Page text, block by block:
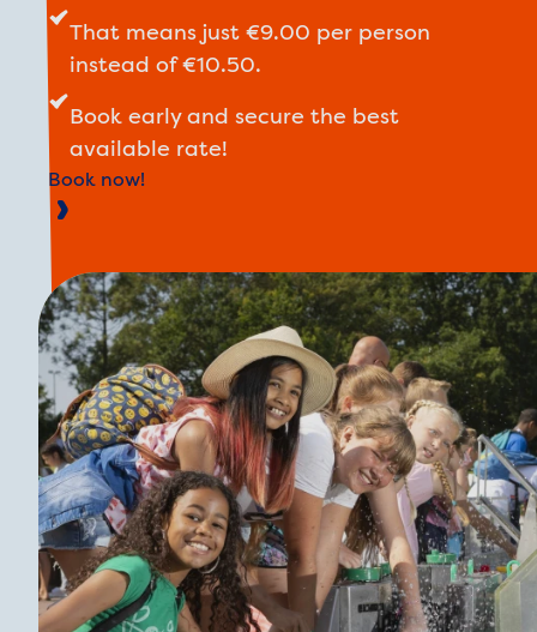
That means just €9.00 per person
instead of €10.50.
Book early and secure the best
available rate!
Book now!